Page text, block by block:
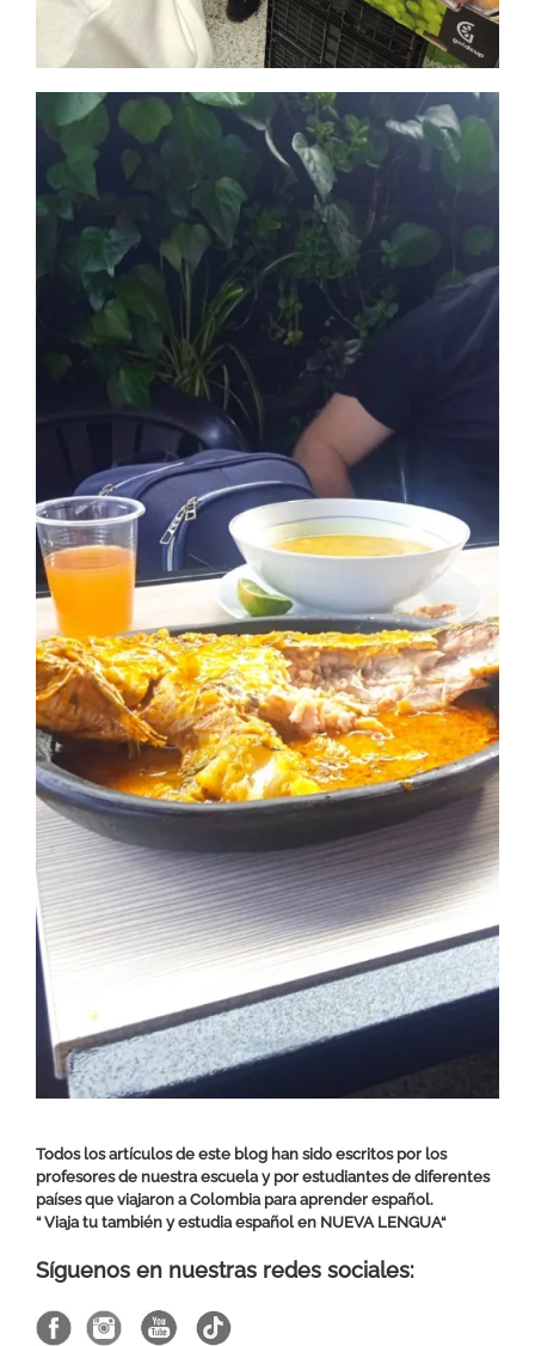
Todos los artículos de este blog han sido escritos por los
profesores de nuestra escuela y por estudiantes de diferentes
países que viajaron a Colombia para aprender español.
“ Viaja tu también y estudia español en NUEVA LENGUA“
Síguenos en nuestras redes sociales: